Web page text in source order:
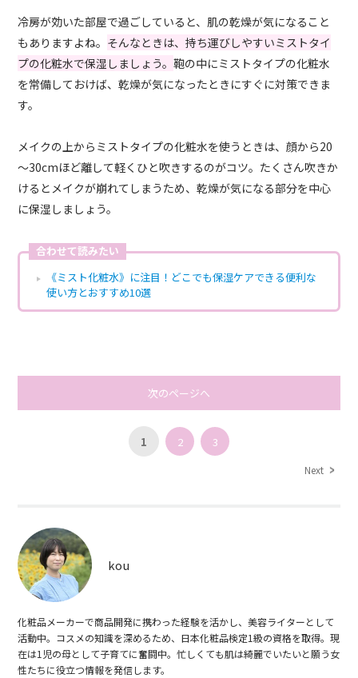
冷房が効いた部屋で過ごしていると、肌の乾燥が気になること
もありますよね。 そんなときは、持ち運びしやすいミストタイ
プの化粧水で保湿しましょう。鞄の中にミストタイプの化粧水
を常備しておけば、乾燥が気になったときにすぐに対策できま
す。
メイクの上からミストタイプの化粧水を使うときは、顔から20
～30cmほど離して軽くひと吹きするのがコツ。たくさん吹きか
けるとメイクが崩れてしまうため、乾燥が気になる部分を中心
に保湿しましょう。
合わせて読みたい
《ミスト化粧水》に注目！どこでも保湿ケアできる便利な
使い方とおすすめ10選
次のページへ
1 2 3
Next
kou
化粧品メーカーで商品開発に携わった経験を活かし、美容ライターとして
活動中。コスメの知識を深めるため、日本化粧品検定1級の資格を取得。現
在は1児の母として子育てに奮闘中。忙しくても肌は綺麗でいたいと願う女
性たちに役立つ情報を発信します。